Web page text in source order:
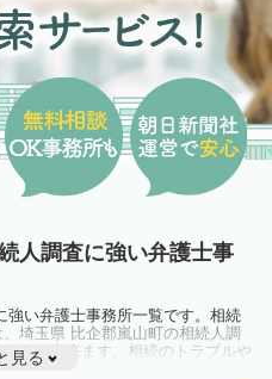
人調査に強い弁護士事
い弁護士事務所一覧です。相続
埼玉県 比企郡嵐山町の相続人調
とが出来ます。相続のトラブルや
護士に相談してみましょう。
見る